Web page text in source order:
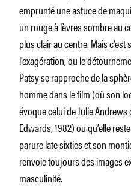
emprunté une astuce de
un rouge à lèvres sombre au
plus clair au centre. Mais
l’exagération, ou le
Patsy se rapproche de la
homme dans le film (où son
évoque celui de Julie Andrews
Edwards, 1982) ou qu’elle
parure late sixties et son
renvoie toujours des images
masculinité.